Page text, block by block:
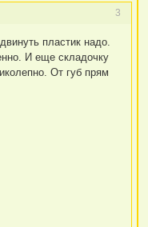
3
пластик надо.
И еще складочку
От губ прям